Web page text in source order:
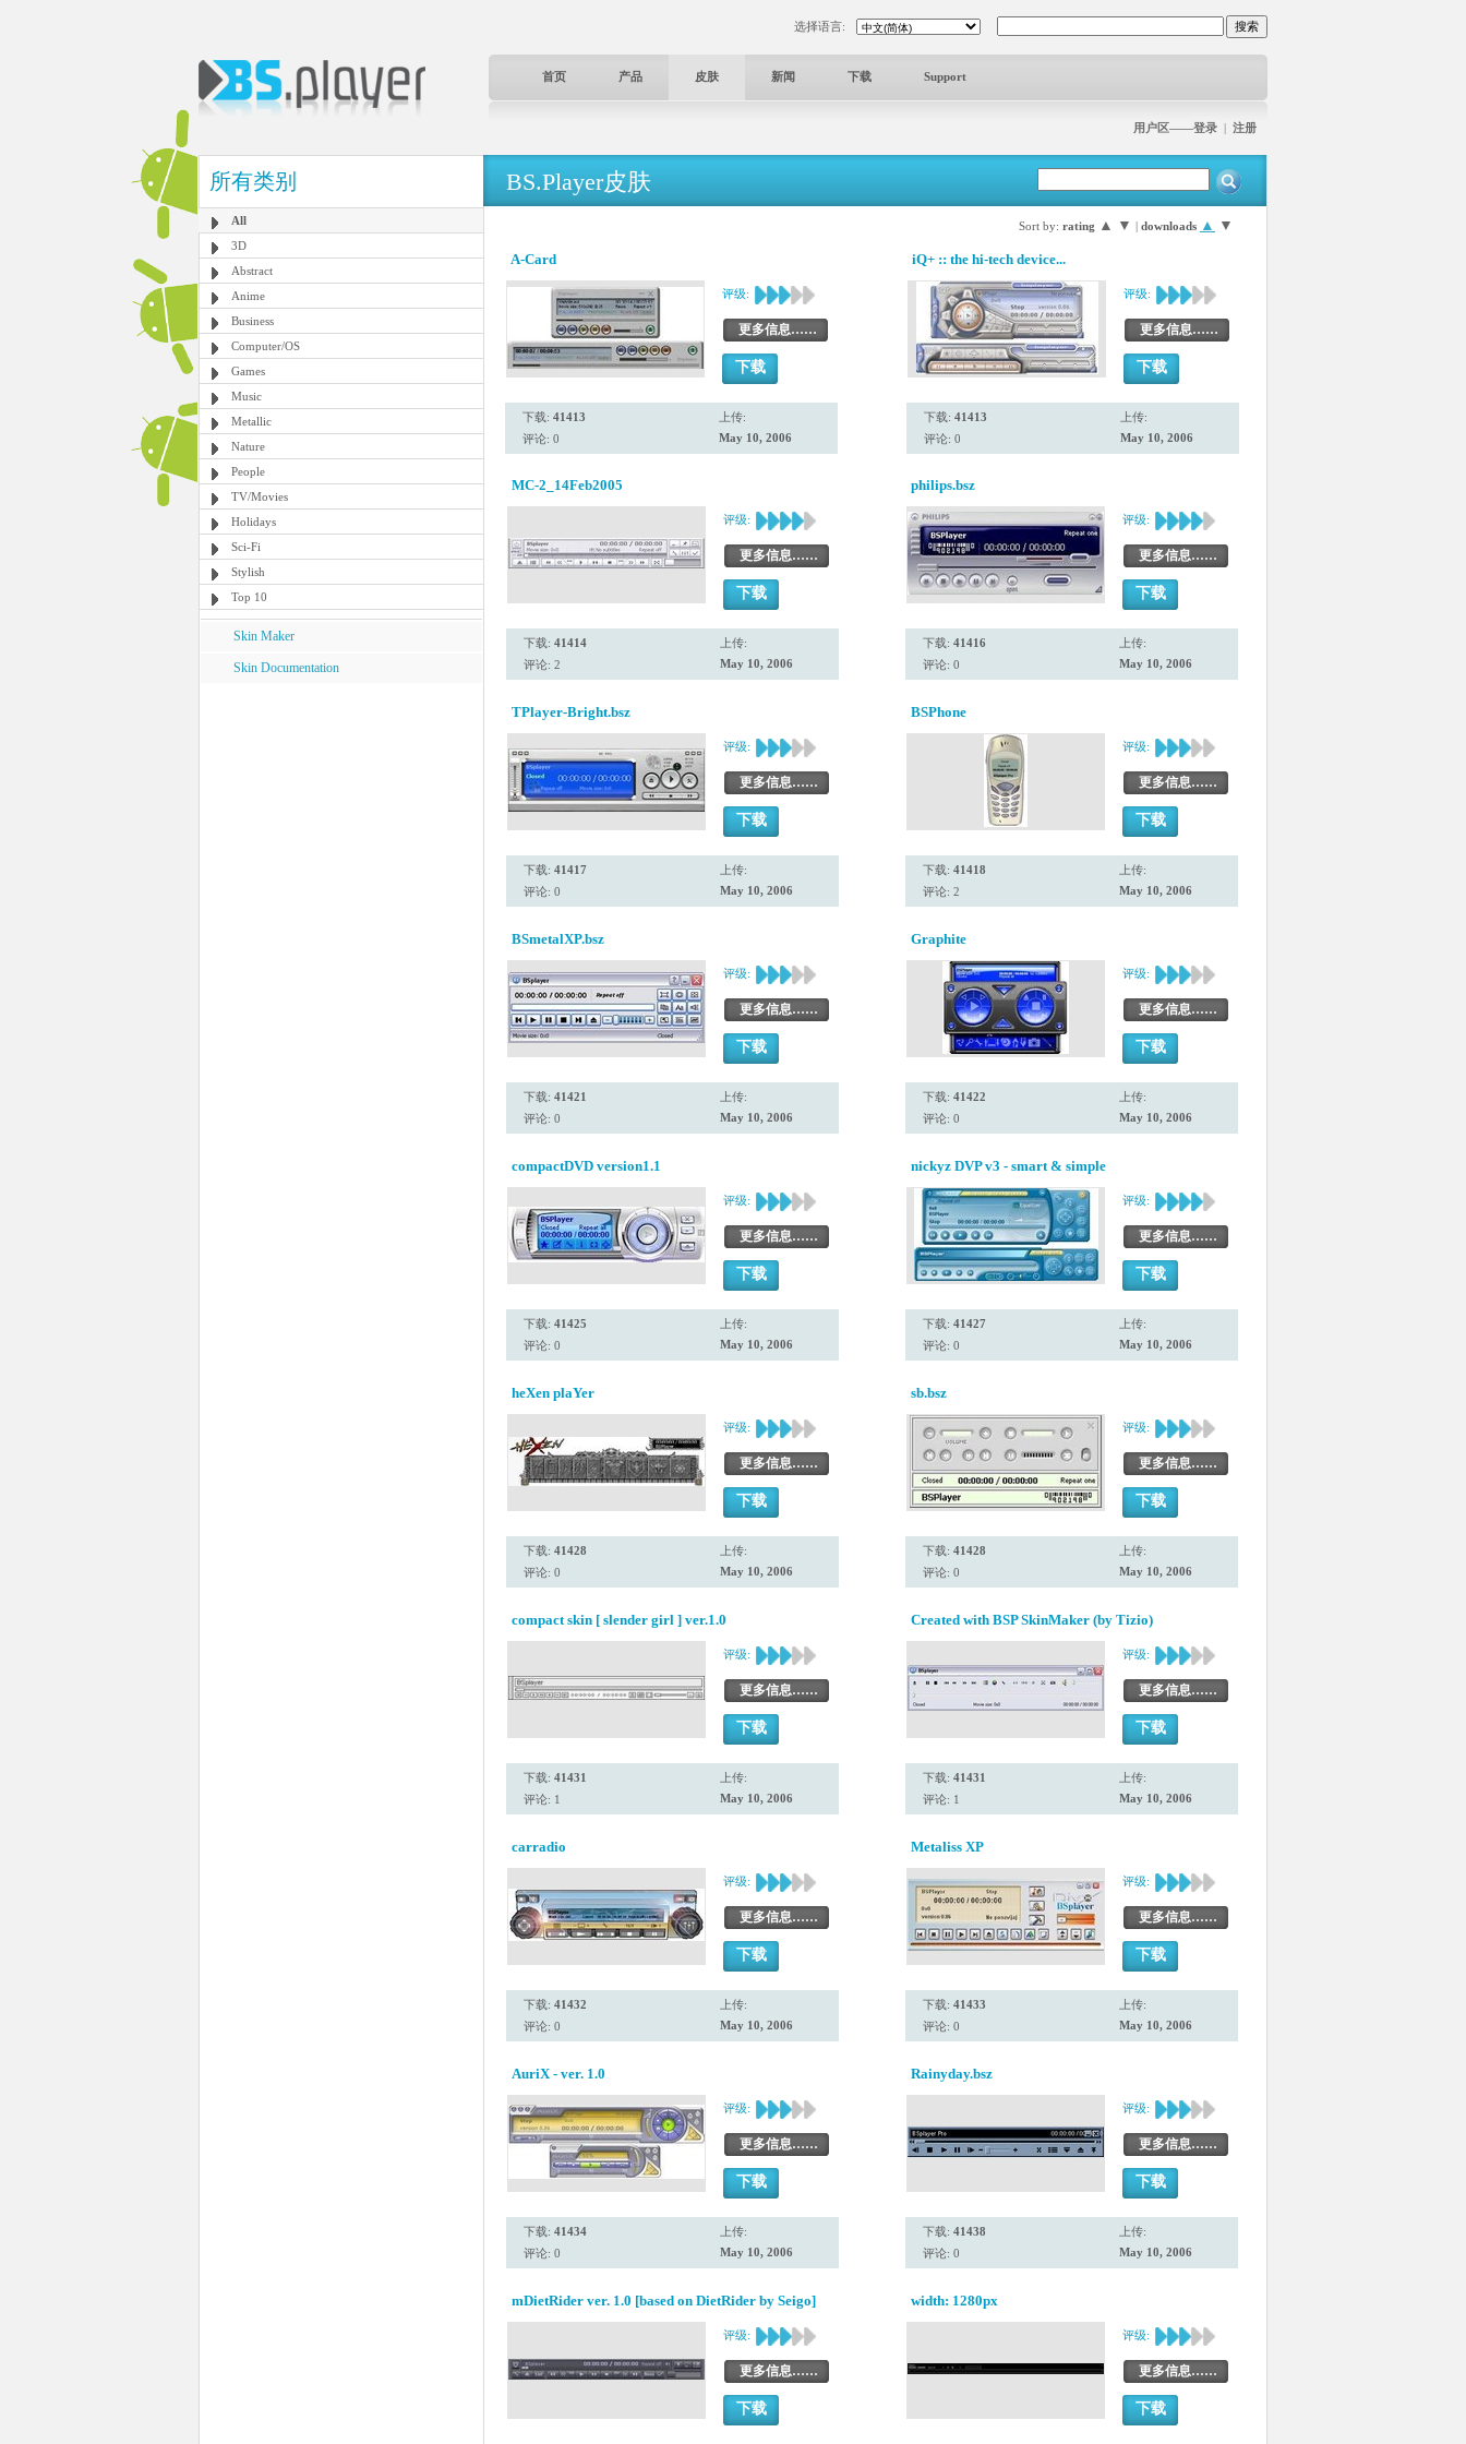
选择语言:
首页 产品 皮肤 新闻 下载 Support
用户区——登录 | 注册
所有类别
All
3D
Abstract
Anime
Business
Computer/OS
Games
Music
Metallic
Nature
People
TV/Movies
Holidays
Sci-Fi
Stylish
Top 10
Skin Maker
Skin Documentation
BS.Player皮肤
Sort by: rating ▲ ▼ | downloads ▲ ▼
A-Card
评级:
更多信息……
下载
下载: 41413
评论: 0
上传:
May 10, 2006
iQ+ :: the hi-tech device...
评级:
更多信息……
下载
下载: 41413
评论: 0
上传:
May 10, 2006
MC-2_14Feb2005
评级:
更多信息……
下载
下载: 41414
评论: 2
上传:
May 10, 2006
philips.bsz
评级:
更多信息……
下载
下载: 41416
评论: 0
上传:
May 10, 2006
TPlayer-Bright.bsz
评级:
更多信息……
下载
下载: 41417
评论: 0
上传:
May 10, 2006
BSPhone
评级:
更多信息……
下载
下载: 41418
评论: 2
上传:
May 10, 2006
BSmetalXP.bsz
评级:
更多信息……
下载
下载: 41421
评论: 0
上传:
May 10, 2006
Graphite
评级:
更多信息……
下载
下载: 41422
评论: 0
上传:
May 10, 2006
compactDVD version1.1
评级:
更多信息……
下载
下载: 41425
评论: 0
上传:
May 10, 2006
nickyz DVP v3 - smart & simple
评级:
更多信息……
下载
下载: 41427
评论: 0
上传:
May 10, 2006
heXen plaYer
评级:
更多信息……
下载
下载: 41428
评论: 0
上传:
May 10, 2006
sb.bsz
评级:
更多信息……
下载
下载: 41428
评论: 0
上传:
May 10, 2006
compact skin [ slender girl ] ver.1.0
评级:
更多信息……
下载
下载: 41431
评论: 1
上传:
May 10, 2006
Created with BSP SkinMaker (by Tizio)
评级:
更多信息……
下载
下载: 41431
评论: 1
上传:
May 10, 2006
carradio
评级:
更多信息……
下载
下载: 41432
评论: 0
上传:
May 10, 2006
Metaliss XP
评级:
更多信息……
下载
下载: 41433
评论: 0
上传:
May 10, 2006
AuriX - ver. 1.0
评级:
更多信息……
下载
下载: 41434
评论: 0
上传:
May 10, 2006
Rainyday.bsz
评级:
更多信息……
下载
下载: 41438
评论: 0
上传:
May 10, 2006
mDietRider ver. 1.0 [based on DietRider by Seigo]
评级:
更多信息……
下载
width: 1280px
评级:
更多信息……
下载